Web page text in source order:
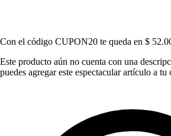
Con el código CUPON20 te queda en $
Este producto aún no cuenta con una
puedes agregar este espectacular artículo a